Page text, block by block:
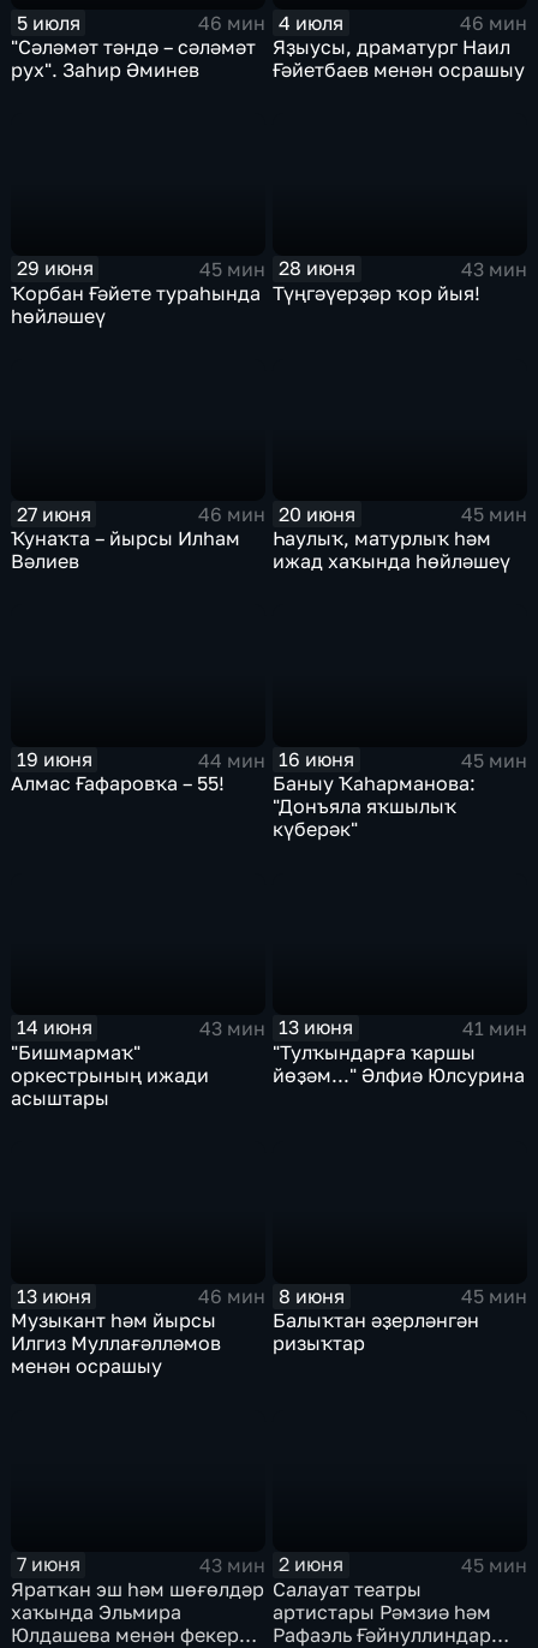
5 июля
46 мин
"Сәләмәт тәндә – сәләмәт
рух". Заһир Әминев
4 июля
46 мин
Яҙыусы, драматург Наил
Ғәйетбаев менән осрашыу
29 июня
45 мин
Ҡорбан Ғәйете тураһында
һөйләшеү
28 июня
43 мин
Түңгәүерҙәр ҡор йыя!
27 июня
46 мин
Ҡунаҡта – йырсы Илһам
Вәлиев
20 июня
45 мин
Һаулыҡ, матурлыҡ һәм
ижад хаҡында һөйләшеү
19 июня
44 мин
Алмас Ғафаровҡа – 55!
16 июня
45 мин
Баныу Ҡаһарманова:
"Донъяла яҡшылыҡ
күберәк"
14 июня
43 мин
"Бишмармаҡ"
оркестрының ижади
асыштары
13 июня
41 мин
"Тулҡындарға ҡаршы
йөҙәм..." Әлфиә Юлсурина
13 июня
46 мин
Музыкант һәм йырсы
Илгиз Муллағәлләмов
менән осрашыу
8 июня
45 мин
Балыҡтан әҙерләнгән
ризыҡтар
7 июня
43 мин
Яратҡан эш һәм шөғөлдәр
хаҡында Эльмира
Юлдашева менән фекер
2 июня
45 мин
Салауат театры
артистары Рәмзиә һәм
Рафаэль Ғәйнуллиндар